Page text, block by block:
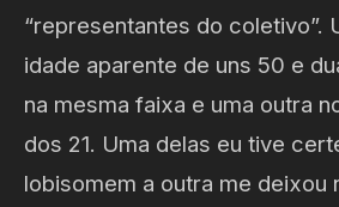
“representantes do coletivo”.
idade aparente de uns 50 e
na mesma faixa e uma outra
dos 21. Uma delas eu tive
lobisomem a outra me deixou